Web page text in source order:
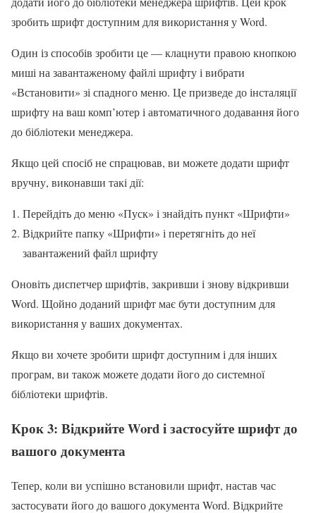
зробить шрифт доступним для використання у Word.
Один із способів зробити це — клацнути правою кнопкою
миші на завантаженому файлі шрифту і вибрати
«Встановити» зі спадного меню. Це призведе до інсталяції
шрифту на ваш комп’ютер і автоматичного додавання його
до бібліотеки менеджера.
Якщо цей спосіб не спрацював, ви можете додати шрифт
вручну, виконавши такі дії:
Перейдіть до меню «Пуск» і знайдіть пункт «Шрифти»
Відкрийте папку «Шрифти» і перетягніть до неї
завантажений файл шрифту
Оновіть диспетчер шрифтів, закривши і знову відкривши
Word. Щойно доданий шрифт має бути доступним для
використання у ваших документах.
Якщо ви хочете зробити шрифт доступним і для інших
програм, ви також можете додати його до системної
бібліотеки шрифтів.
Крок 3: Відкрийте Word і застосуйте шрифт до
вашого документа
Тепер, коли ви успішно встановили шрифт, настав час
застосувати його до вашого документа Word. Відкрийте